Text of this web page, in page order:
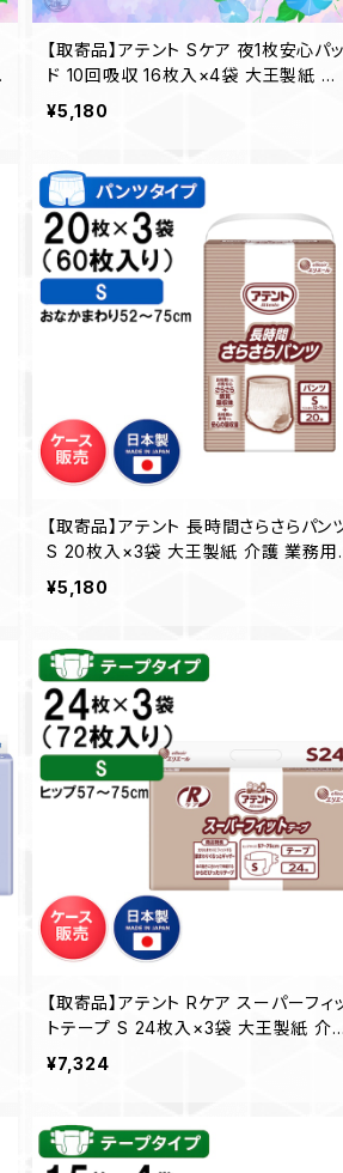
【取寄品】アテント Sケア 夜1枚安心パッ
ド 10回吸収 16枚入×4袋 大王製紙 介
護 業務用 【ケース販売】◎送料無料（一
部地域を除く）
¥5,180
【取寄品】アテント 長時間さらさらパン
S 20枚入×3袋 大王製紙 介護 業務用
【ケース販売】◎送料無料（一部地域を
除く）
¥5,180
【取寄品】アテント Rケア スーパーフィ
トテープ S 24枚入×3袋 大王製紙 介護
業務用 【ケース販売】◎送料無料（一部
地域を除く）
¥7,324